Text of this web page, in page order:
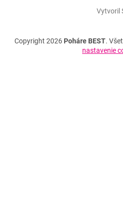
Vytvoril
Copyright 2026 Poháre BEST.
nastavenie